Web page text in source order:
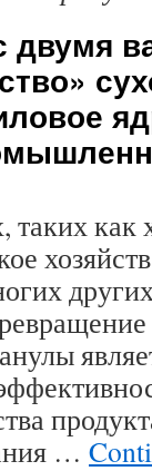
двумя
таких как
…